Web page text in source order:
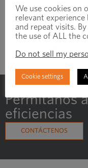
Showing 1 to 5
Permítanos
eficiencias
CONTÁCTENOS
We use cookies on
relevant
and repeat visits.
the use of ALL the
Do not sell my
Cookie settings